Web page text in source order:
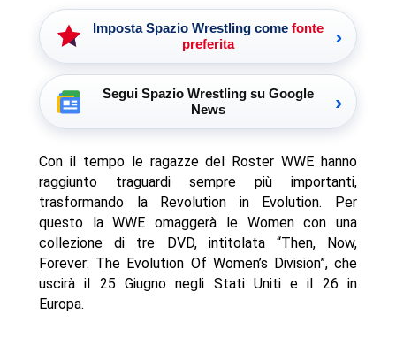
Imposta Spazio Wrestling come fonte
preferita
›
Segui Spazio Wrestling su Google
News
›
Con il tempo le ragazze del Roster WWE hanno
raggiunto traguardi sempre più importanti,
trasformando la Revolution in Evolution. Per
questo la WWE omaggerà le Women con una
collezione di tre DVD, intitolata “Then, Now,
Forever: The Evolution Of Women’s Division”, che
uscirà il 25 Giugno negli Stati Uniti e il 26 in
Europa.